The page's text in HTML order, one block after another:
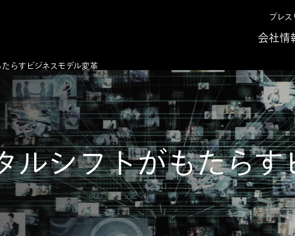
会社情
プレ
らすビジネスモデル変革
ルシフトがもたらす